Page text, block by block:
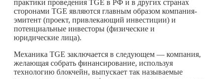
практики проведения TGE в РФ и в других странах
сторонами TGE являются главным образом компания-
эмитент (проект, привлекающий инвестиции) и
потенциальные инвесторы (физические и
юридические лица).
Механика TGE заключается в следующем — компания,
желающая собрать финансирование, используя
технологию блокчейн, выпускает так называемые